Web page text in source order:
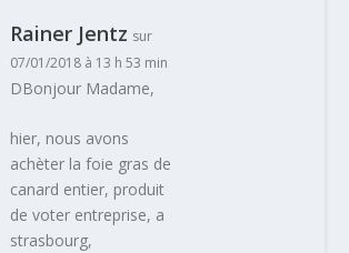
Rainer Jentz sur
07/01/2018 à 13 h 53 min
DBonjour Madame,
hier, nous avons
achèter la foie gras de
canard entier, produit
de voter entreprise, a
strasbourg,